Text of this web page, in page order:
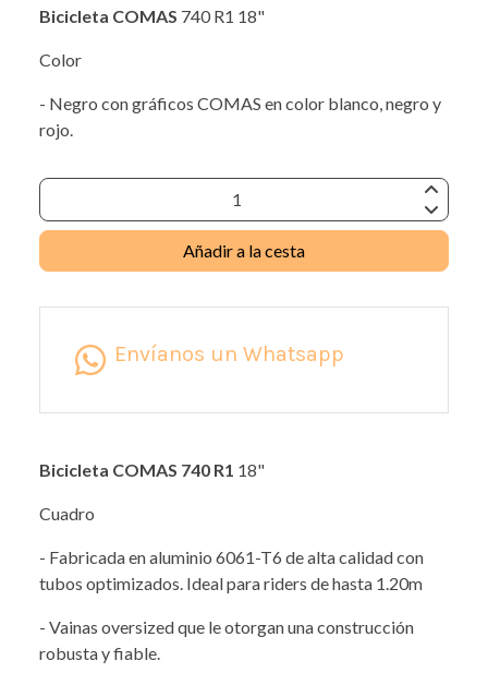
Bicicleta COMAS 740 R1 18"
Color
- Negro con gráficos COMAS en color blanco, negro y
rojo.
Añadir a la cesta
Envíanos un Whatsapp
Bicicleta COMAS 740 R1 18"
Cuadro
- Fabricada en aluminio 6061-T6 de alta calidad con
tubos optimizados. Ideal para riders de hasta 1.20m
- Vainas oversized que le otorgan una construcción
robusta y fiable.